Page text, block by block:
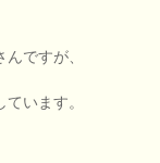
ですが、
います。